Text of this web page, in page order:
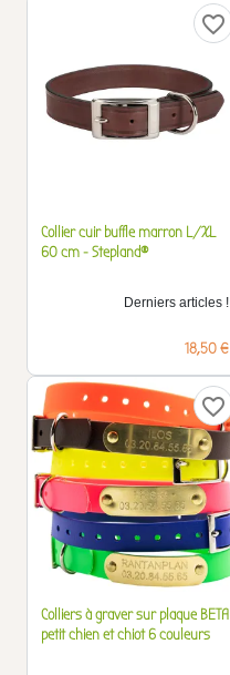
favorite_border
Collier cuir buffle marron L/XL
60 cm - Stepland®
Derniers articles !
Prix
18,50 €
favorite_border
Colliers à graver sur plaque BETA
petit chien et chiot 6 couleurs